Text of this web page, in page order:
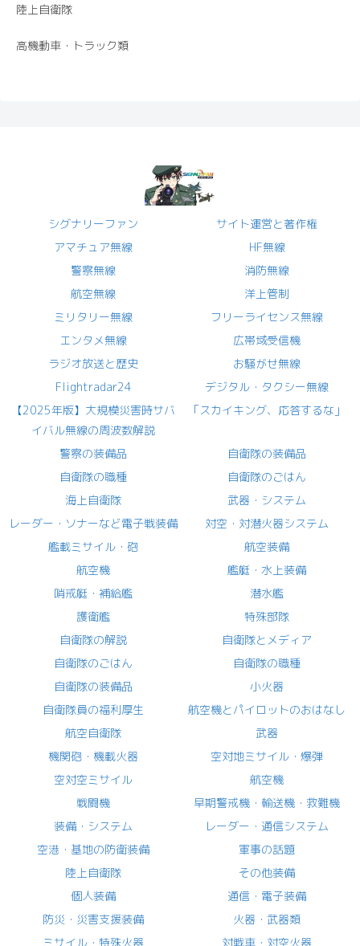
陸上自衛隊
高機動車・トラック類
シグナリーファン
サイト運営と著作権
アマチュア無線
HF無線
警察無線
消防無線
航空無線
洋上管制
ミリタリー無線
フリーライセンス無線
エンタメ無線
広帯域受信機
ラジオ放送と歴史
お騒がせ無線
Flightradar24
デジタル・タクシー無線
【2025年版】大規模災害時サバ
イバル無線の周波数解説
「スカイキング、応答するな」
警察の装備品
自衛隊の装備品
自衛隊の職種
自衛隊のごはん
海上自衛隊
武器・システム
レーダー・ソナーなど電子戦装備
対空・対潜火器システム
艦載ミサイル・砲
航空装備
航空機
艦艇・水上装備
哨戒艇・補給艦
潜水艦
護衛艦
特殊部隊
自衛隊の解説
自衛隊とメディア
自衛隊のごはん
自衛隊の職種
自衛隊の装備品
小火器
自衛隊員の福利厚生
航空機とパイロットのおはなし
航空自衛隊
武器
機関砲・機載火器
空対地ミサイル・爆弾
空対空ミサイル
航空機
戦闘機
早期警戒機・輸送機・救難機
装備・システム
レーダー・通信システム
空港・基地の防衛装備
軍事の話題
陸上自衛隊
その他装備
個人装備
通信・電子装備
防災・災害支援装備
火器・武器類
ミサイル・特殊火器
対戦車・対空火器